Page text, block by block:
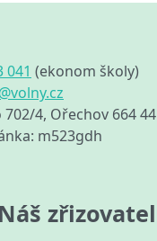
041 (ekonom školy)
4, Ořechov 664 44
m523gdh
Náš zřizovatel